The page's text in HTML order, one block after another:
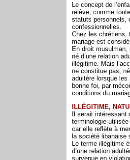
Le concept de
relève, comme
statuts personnels,
confessionnelles.
Chez les chrétiens,
mariage est
En droit musulman,
né d’une relation
illégitime. Mais
ne constitue pas,
adultère lorsque
bonne foi, par
conditions du
ILLÉGITIME,
Il serait intéressant
terminologie
car elle reflète à
la société libanaise
Le terme illégitime
d’une relation
survenue en